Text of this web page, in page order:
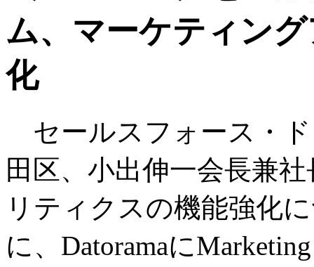
ム、マーケティン
化
セールスフォース・
田区、小出伸一会長兼
リティクスの機能強化
に、Datoramaに